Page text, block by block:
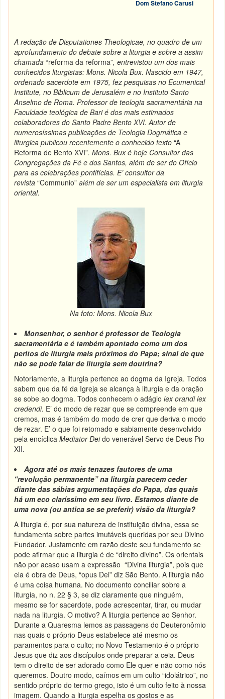
Dom Stefano Carusi
A redação de Disputationes Theologicae, no quadro de um
aprofundamento do debate sobre a liturgia e sobre a assim
chamada “reforma da reforma”, entrevistou um dos mais
conhecidos liturgistas: Mons. Nicola Bux. Nascido em 1947,
ordenado sacerdote em 1975, fez pesquisas no Ecumenical
Institute, no Biblicum de Jerusalém e no Instituto Santo
Anselmo de Roma. Professor de teologia sacramentária na
Faculdade teológica de Bari é dos mais estimados
colaboradores do Santo Padre Bento XVI. Autor de
numerosíssimas publicações de Teologia Dogmática e
liturgica publicou recentemente o conhecido texto “A
Reforma de Bento XVI”. Mons. Bux é hoje Consultor das
Congregações da Fé e dos Santos, além de ser do Ofício
para as celebrações pontifícias. E’ consultor da
revista “Communio”além de ser um especialista em liturgia
oriental.
Na foto: Mons. Nicola Bux
Monsenhor, o senhor é professor de Teologia
sacramentárla e é também apontado como um dos
peritos de liturgia mais próximos do Papa; sinal de que
não se pode falar de liturgia sem doutrina?
Notoriamente, a liturgia pertence ao dogma da Igreja. Todos
sabem que da fé da Igreja se alcança à liturgia e da oração
se sobe ao dogma. Todos conhecem o adágiolex orandi lex
credendi. E’ do modo de rezar que se compreende em que
cremos, mas é também do modo de crer que deriva o modo
de rezar. E’ o que foi retomado e sabiamente desenvolvido
pela encíclicaMediator Deido venerável Servo de Deus Pio
XII.
Agora até os mais tenazes fautores de uma
“revolução permanente” na liturgia parecem ceder
diante das sábias argumentações do Papa, das quais
há um eco claríssimo em seu livro. Estamos diante de
uma nova (ou antica se se preferir) visão da liturgia?
A liturgia é, por sua natureza de instituição divina, essa se
fundamenta sobre partes imutáveis queridas por seu Divino
Fundador. Justamente em razão deste seu fundamento se
pode afirmar que a liturgia é de “direito divino”. Os orientais
não por acaso usam a expressão “Divina liturgia”, pois que
ela é obra de Deus, “opus Dei” diz São Bento. A liturgia não
é uma coisa humana. No documento conciliar sobre a
liturgia, no n. 22 § 3, se diz claramente que ninguém,
mesmo se for sacerdote, pode acrescentar, tirar, ou mudar
nada na liturgia. O motivo? A liturgia pertence ao Senhor.
Durante a Quaresma lemos as passagens do Deuteronômio
nas quais o próprio Deus estabelece até mesmo os
paramentos para o culto; no Novo Testamento é o próprio
Jesus que diz aos discípulos onde preparar a ceia. Deus
tem o direito de ser adorado como Ele quer e não como nós
queremos. Doutro modo, caímos em um culto “idolátrico”, no
sentido próprio do termo grego, isto é um culto feito à nossa
imagem. Quando a liturgia espelha os gostos e as